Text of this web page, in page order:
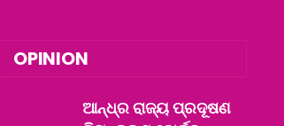
OPINION
ଆନ୍ଧ୍ର ରାଜ୍ୟ ପ୍ରଦୂଷଣ